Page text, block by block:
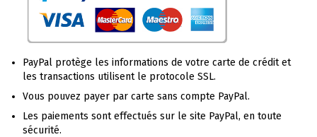
PayPal protège les informations de votre carte de crédit et
les transactions utilisent le protocole SSL.
Vous pouvez payer par carte sans compte PayPal.
Les paiements sont effectués sur le site PayPal, en toute
sécurité.